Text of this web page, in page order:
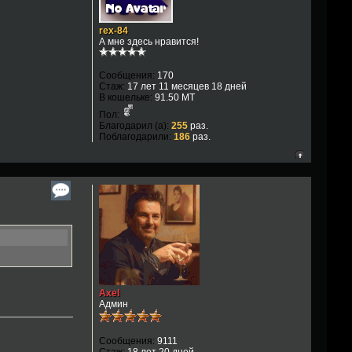
rex-84
А мне здесь нравится!
Сообщения: 170
Стаж: 17 лет 11 месяцев 18 дней
В кошельке: 91.50 MT
Пол:
Благодарил (а): 255раз.
Поблагодарили: 186раз.
Axel
Админ
Сообщения: 9111